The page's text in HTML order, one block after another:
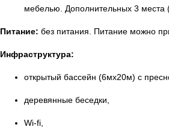
мебелью. Дополнительных 3 места
Питание: без питания. Питание можно
Инфраструктура:
открытый бассейн (6мх20м) с
деревянные беседки,
Wi-fi,